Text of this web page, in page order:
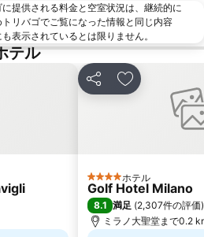
Assago Milanofiori Forum Metro Station
Bicocca
Città Studi
Teatro alla Scala
Lampugnano Metro Station
Porta Genova
Centro storico
Isola
提供される料金と空室状況は、継続的に
リバゴでご覧になった情報と同じ内容
表示されているとは限りません。
テル
シェア お気に入りに
4 ホテルのランク
ホテル
Golf Hotel Milano
8.1 満足 (2,307件の評価)
ミラノ大聖堂まで0.2